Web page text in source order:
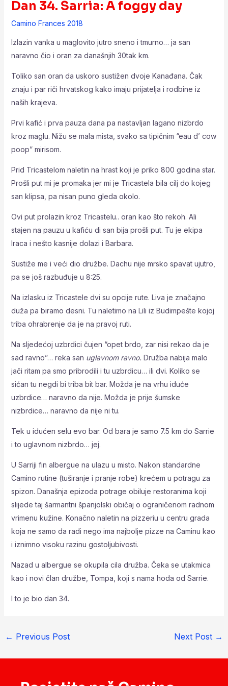
Dan 34. Sarria: A foggy day
Camino Frances 2018
Izlazin vanka u maglovito jutro sneno i tmurno… ja san
naravno čio i oran za današnjih 30tak km.
Toliko san oran da uskoro sustižen dvoje Kanađana. Čak
znaju i par riči hrvatskog kako imaju prijatelja i rodbine iz
naših krajeva.
Prvi kafić i prva pauza dana pa nastavljan lagano nizbrdo
kroz maglu. Nižu se mala mista, svako sa tipičnim “eau d’ cow
poop” mirisom.
Prid Tricastelom naletin na hrast koji je priko 800 godina star.
Prošli put mi je promaka jer mi je Tricastela bila cilj do kojeg
san klipsa, pa nisan puno gleda okolo.
Ovi put prolazin kroz Tricastelu.. oran kao što rekoh. Ali
stajen na pauzu u kafiću di san bija prošli put. Tu je ekipa
Iraca i nešto kasnije dolazi i Barbara.
Sustiže me i veći dio družbe. Dachu nije mrsko spavat ujutro,
pa se još razbuđuje u 8:25.
Na izlasku iz Tricastele dvi su opcije rute. Liva je značajno
duža pa biramo desni. Tu naletimo na Lili iz Budimpešte kojoj
triba ohrabrenje da je na pravoj ruti.
Na sljedećoj uzbrdici čujen “opet brdo, zar nisi rekao da je
sad ravno”… reka san uglavnom ravno. Družba nabija malo
jači ritam pa smo pribrodili i tu uzbrdicu… ili dvi. Koliko se
sićan tu negdi bi triba bit bar. Možda je na vrhu iduće
uzbrdice… naravno da nije. Možda je prije šumske
nizbrdice… naravno da nije ni tu.
Tek u idućen selu evo bar. Od bara je samo 7.5 km do Sarrie
i to uglavnom nizbrdo… jej.
U Sarriji fin albergue na ulazu u misto. Nakon standardne
Camino rutine (tuširanje i pranje robe) krećem u potragu za
spizon. Današnja epizoda potrage obiluje restoranima koji
slijede taj šarmantni španjolski običaj o ograničenom radnom
vrimenu kužine. Konačno naletin na pizzeriu u centru grada
koja ne samo da radi nego ima najbolje pizze na Caminu kao
i iznimno visoku razinu gostoljubivosti.
Nazad u albergue se okupila cila družba. Čeka se utakmica
kao i novi član družbe, Tompa, koji s nama hoda od Sarrie.
I to je bio dan 34.
← Previous Post Next Post →